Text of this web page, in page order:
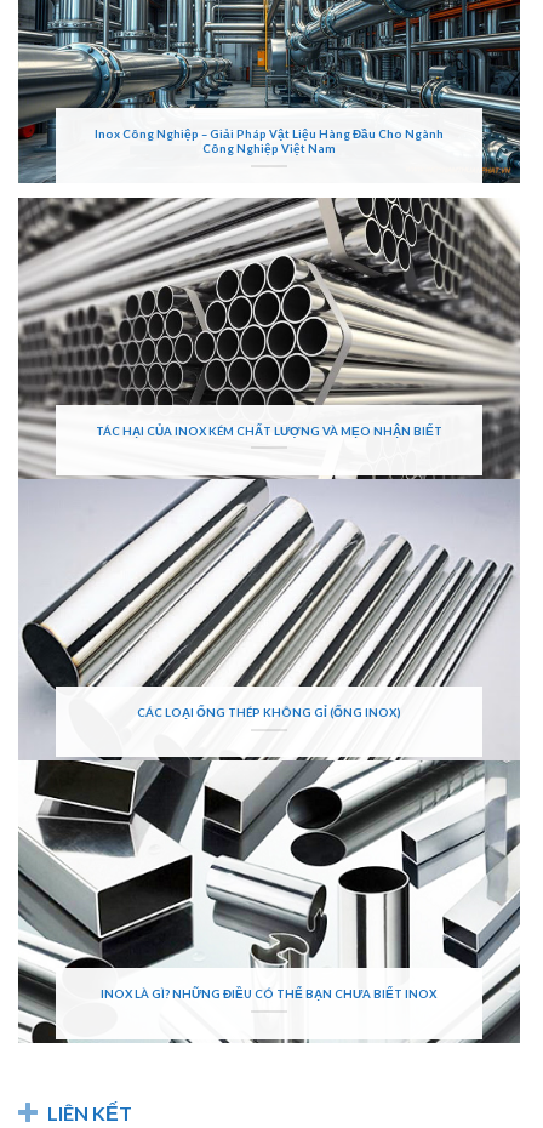
Inox Công Nghiệp – Giải Pháp Vật Liệu Hàng Đầu Cho Ngành
Công Nghiệp Việt Nam
TÁC HẠI CỦA INOX KÉM CHẤT LƯỢNG VÀ MẸO NHẬN BIẾT
CÁC LOẠI ỐNG THÉP KHÔNG GỈ (ỐNG INOX)
INOX LÀ GÌ? NHỮNG ĐIỀU CÓ THỂ BẠN CHƯA BIẾT INOX
LIÊN KẾT